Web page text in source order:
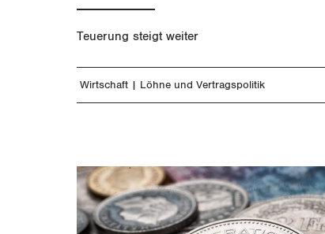
Teuerung steigt weiter
Wirtschaft Löhne und Vertragspolitik